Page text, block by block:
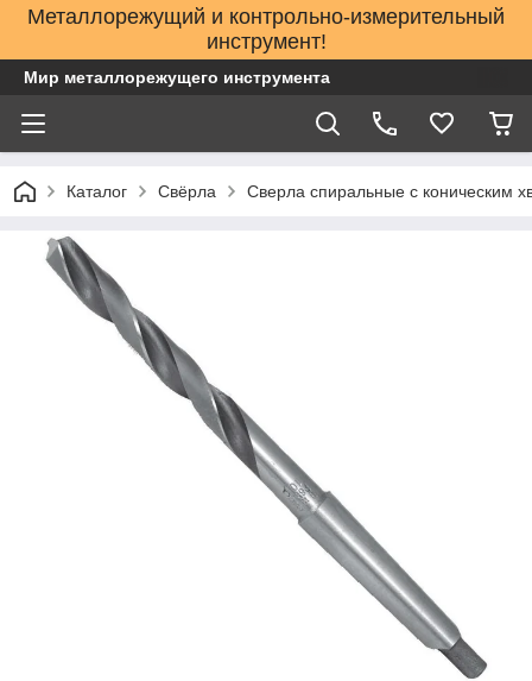
Металлорежущий и контрольно-измерительный
инструмент!
Мир металлорежущего инструмента
Каталог Свёрла Сверла спиральные с коническим